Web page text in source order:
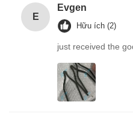
E
Evgen
Hữu ích (2)
just received the